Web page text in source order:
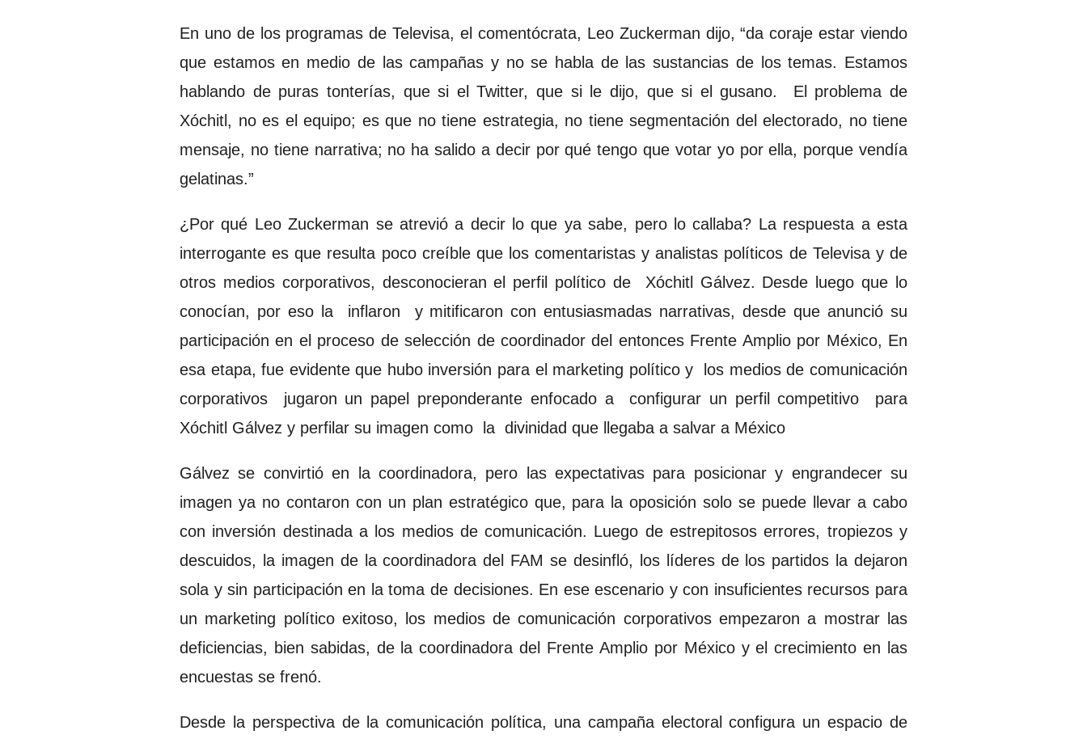
En uno de los programas de Televisa, el comentócrata, Leo Zuckerman dijo, “da coraje estar viendo
que estamos en medio de las campañas y no se habla de las sustancias de los temas. Estamos
hablando de puras tonterías, que si el Twitter, que si le dijo, que si el gusano. El problema de
Xóchitl, no es el equipo; es que no tiene estrategia, no tiene segmentación del electorado, no tiene
mensaje, no tiene narrativa; no ha salido a decir por qué tengo que votar yo por ella, porque vendía
gelatinas.”
¿Por qué Leo Zuckerman se atrevió a decir lo que ya sabe, pero lo callaba? La respuesta a esta
interrogante es que resulta poco creíble que los comentaristas y analistas políticos de Televisa y de
otros medios corporativos, desconocieran el perfil político de Xóchitl Gálvez. Desde luego que lo
conocían, por eso la inflaron y mitificaron con entusiasmadas narrativas, desde que anunció su
participación en el proceso de selección de coordinador del entonces Frente Amplio por México, En
esa etapa, fue evidente que hubo inversión para el marketing político y los medios de comunicación
corporativos jugaron un papel preponderante enfocado a configurar un perfil competitivo para
Xóchitl Gálvez y perfilar su imagen como la divinidad que llegaba a salvar a México
Gálvez se convirtió en la coordinadora, pero las expectativas para posicionar y engrandecer su
imagen ya no contaron con un plan estratégico que, para la oposición solo se puede llevar a cabo
con inversión destinada a los medios de comunicación. Luego de estrepitosos errores, tropiezos y
descuidos, la imagen de la coordinadora del FAM se desinfló, los líderes de los partidos la dejaron
sola y sin participación en la toma de decisiones. En ese escenario y con insuficientes recursos para
un marketing político exitoso, los medios de comunicación corporativos empezaron a mostrar las
deficiencias, bien sabidas, de la coordinadora del Frente Amplio por México y el crecimiento en las
encuestas se frenó.
Desde la perspectiva de la comunicación política, una campaña electoral configura un espacio de